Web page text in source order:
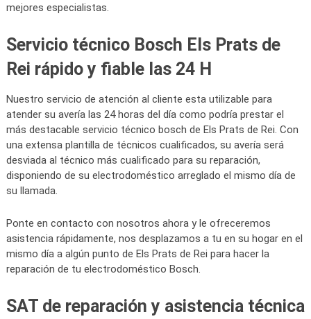
mejores especialistas.
Servicio técnico Bosch Els Prats de
Rei rápido y fiable las 24 H
Nuestro servicio de atención al cliente esta utilizable para
atender su avería las 24 horas del día como podría prestar el
más destacable servicio técnico bosch de Els Prats de Rei. Con
una extensa plantilla de técnicos cualificados, su avería será
desviada al técnico más cualificado para su reparación,
disponiendo de su electrodoméstico arreglado el mismo día de
su llamada.
Ponte en contacto con nosotros ahora y le ofreceremos
asistencia rápidamente, nos desplazamos a tu en su hogar en el
mismo día a algún punto de Els Prats de Rei para hacer la
reparación de tu electrodoméstico Bosch.
SAT de reparación y asistencia técnica